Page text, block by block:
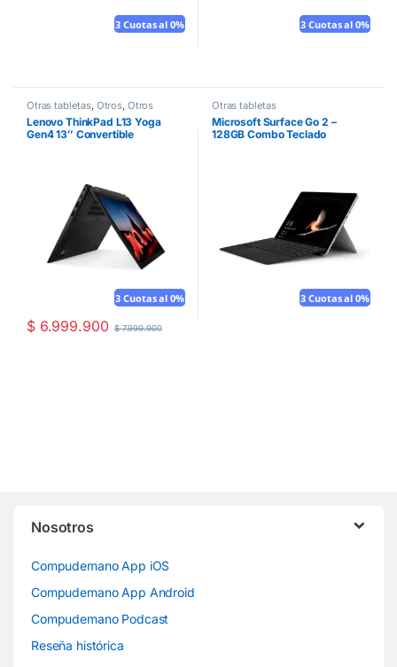
Mouse gratis
3 Cuotas al 0% Mouse gratis
3 Cuotas al 0%
Otras tabletas, Otros, Otros
portátiles
Lenovo ThinkPad L13 Yoga
Gen4 13″ Convertible
Mouse gratis
3 Cuotas al 0%
$6.999.900 $7.999.900
Otras tabletas
Microsoft Surface Go 2 –
128GB Combo Teclado
Mouse gratis
3 Cuotas al 0%
Nosotros
Compudemano App iOS
Compudemano App Android
Compudemano Podcast
Reseña histórica